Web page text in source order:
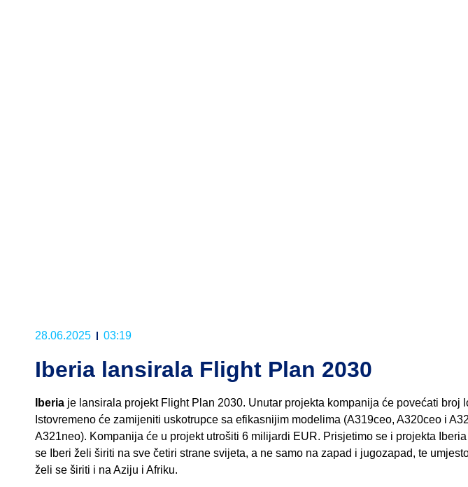
28.06.2025 03:19
Iberia lansirala Flight Plan 2030
Iberia je lansirala projekt Flight Plan 2030. Unutar projekta kompanija će povećati broj
Istovremeno će zamijeniti uskotrupce sa efikasnijim modelima (A319ceo, A320ceo i
A321neo). Kompanija će u projekt utrošiti 6 milijardi EUR. Prisjetimo se i projekta
se Iberi želi širiti na sve četiri strane svijeta, a ne samo na zapad i jugozapad, te
želi se širiti i na Aziju i Afriku.